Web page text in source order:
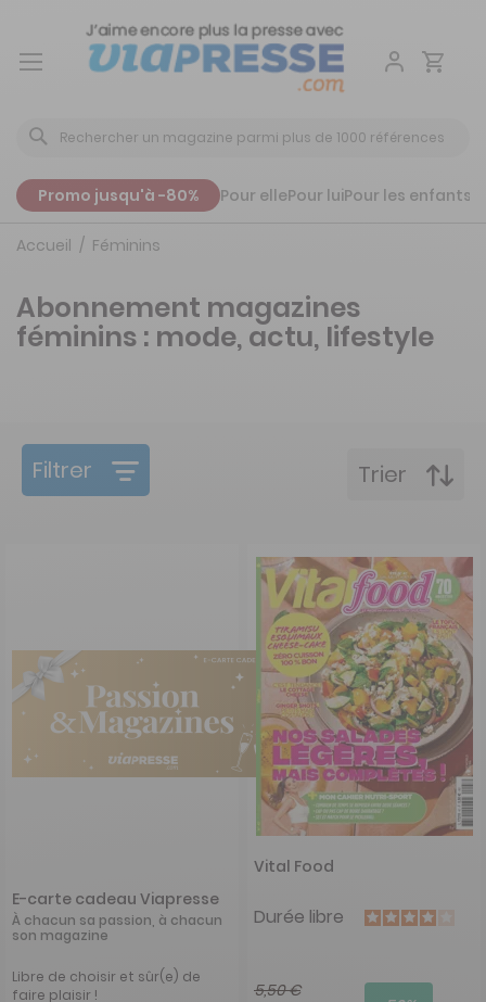
Aller
Promo jusqu'à -80% Pour ellePour luiPour les enfants
Accueil Féminins
Abonnement magazines
féminins : mode, actu, lifestyle
Filtrer Trier
E-carte cadeau Viapresse
À chacun sa passion, à chacun
son magazine
Libre de choisir et sûr(e) de
faire plaisir !
Vital Food
Durée libre
5,50 €